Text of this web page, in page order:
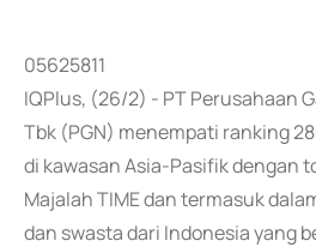
05625811
IQPlus, (26/2) - PT Perusahaan
Tbk (PGN) menempati ranking
di kawasan Asia-Pasifik dengan
Majalah TIME dan termasuk
dan swasta dari Indonesia yang